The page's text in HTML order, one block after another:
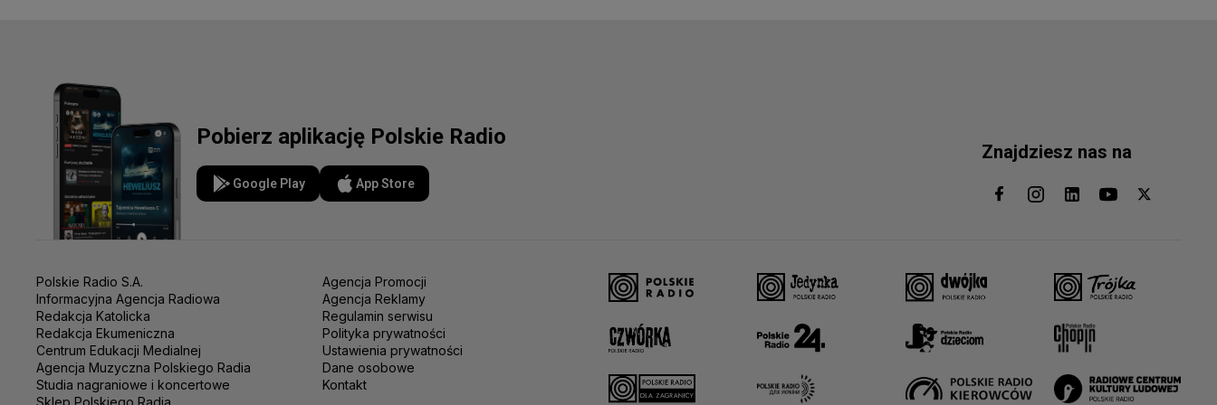
Pobierz aplikację Polskie Radio
Google Play App Store
Znajdziesz nas na
Polskie Radio S.A.
Informacyjna Agencja Radiowa
Redakcja Katolicka
Redakcja Ekumeniczna
Centrum Edukacji Medialnej
Agencja Muzyczna Polskiego Radia
Studia nagraniowe i koncertowe
Sklep Polskiego Radia
Agencja Promocji
Agencja Reklamy
Regulamin serwisu
Polityka prywatności
Ustawienia prywatności
Dane osobowe
Kontakt